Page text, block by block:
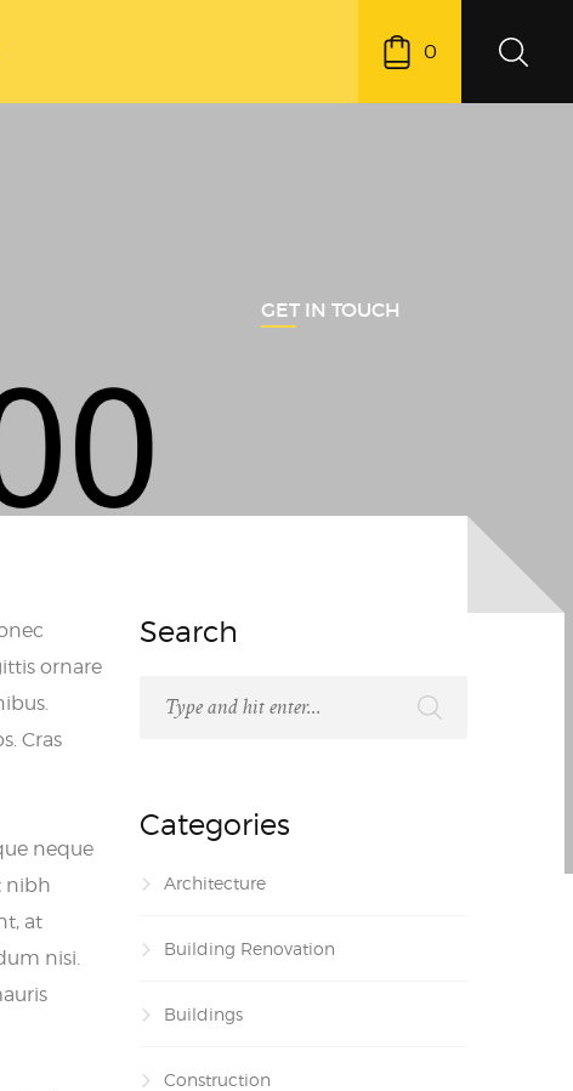
0
GET IN TOUCH
ornare
Cras
neque
nibh
at
nisi.
Search
Categories
Architecture
Building Renovation
Buildings
Construction